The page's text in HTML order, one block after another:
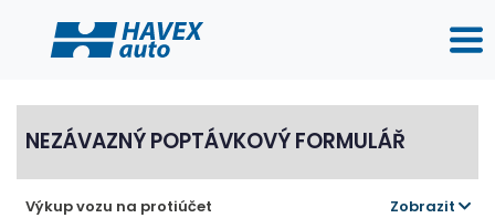
NEZÁVAZNÝ POPTÁVKOVÝ FORMULÁŘ
Výkup vozu na protiúčet Zobrazit